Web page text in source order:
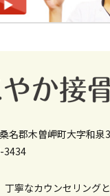
名郡木曽岬町大字和泉
3434
丁寧なカウンセリング